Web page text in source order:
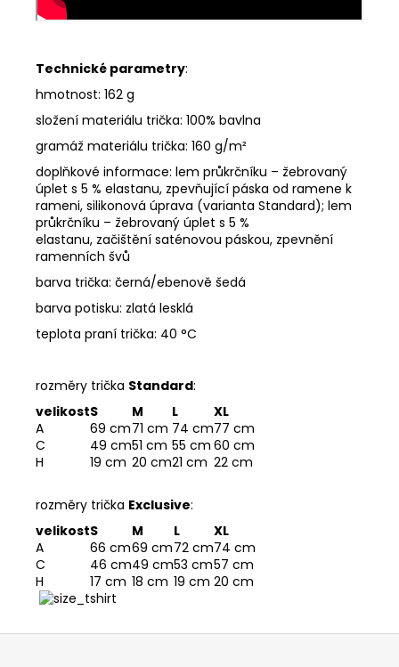
Technické parametry:
hmotnost: 162 g
složení materiálu trička: 100% bavlna
gramáž materiálu trička: 160 g/m²
doplňkové informace: lem průkrčníku – žebrovaný
úplet s 5 % elastanu, zpevňující páska od ramene k
rameni, silikonová úprava (varianta Standard); lem
průkrčníku – žebrovaný úplet s 5 %
elastanu, začištění saténovou páskou, zpevnění
ramenních švů
barva trička: černá/ebenově šedá
barva potisku: zlatá lesklá
teplota praní trička: 40 °C
rozměry trička Standard:
velikostS M L
XL
A
69 cm71 cm 74 cm77 cm
C
49 cm51 cm 55 cm 60 cm
H
19 cm 20 cm21 cm 22 cm
rozměry trička Exclusive:
velikostS M L
XL
A
66 cm69 cm72 cm74 cm
C
46 cm49 cm53 cm57 cm
H
17 cm 18 cm 19 cm 20 cm